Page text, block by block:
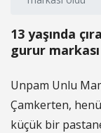
13 yaşında
gurur
Unpam Unlu
Çamkerten,
küçük bir